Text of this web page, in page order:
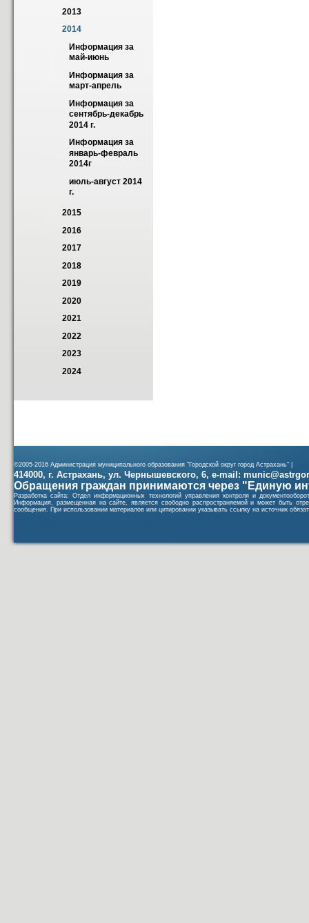
2013
2014
Информация за
май-июнь
Информация за
март-апрель
Информация за
сентябрь-декабрь
2014 г.
Информация за
январь-февраль
2014г
июль-август 2014
г.
2015
2016
2017
2018
2019
2020
2021
2022
2023
2024
©2005-2016 Администрация муниципального образования "Городской округ город Астрахань" |
414000, г. Астрахань, ул. Чернышевского, 6, e-mail:
Обращения граждан принимаются через "Единую
Разработка сайта: Отдел информационных технологий управления контроля и
Информация, размещенная на сайте, является свободно распространяемой и может быть
сообщения. При использовании материалов или цитировании указывать ссылку на источник